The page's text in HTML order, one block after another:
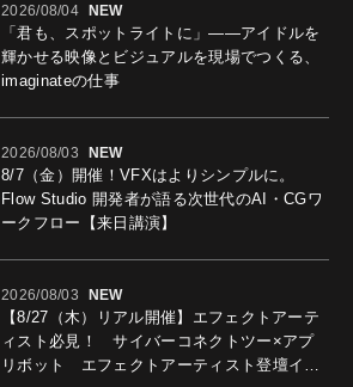
2026/08/04 NEW
「君も、スポットライトに」――アイドルを
輝かせる映像とビジュアルを現場でつくる、
imaginateの仕事
2026/08/03 NEW
8/7（金）開催！VFXはよりシンプルに。
Flow Studio 開発者が語る次世代のAI・CGワ
ークフロー【来日講演】
2026/08/03 NEW
【8/27（木）リアル開催】エフェクトアーテ
ィスト必見！ サイバーコネクトツー×アプ
リボット エフェクトアーティスト登壇イベ